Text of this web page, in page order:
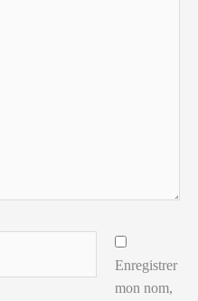
Enregistrer
mon nom,